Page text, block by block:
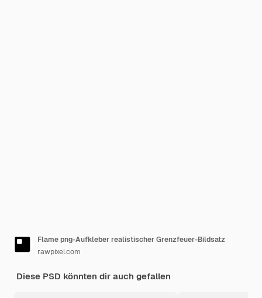
Flame png-Aufkleber realistischer Grenzfeuer-Bildsatz
rawpixel.com
Diese PSD könnten dir auch gefallen